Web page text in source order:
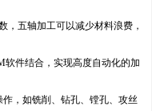
五轴加工可以减少材料浪费，
件结合，实现高度自动化的加
，如铣削、钻孔、镗孔、攻丝